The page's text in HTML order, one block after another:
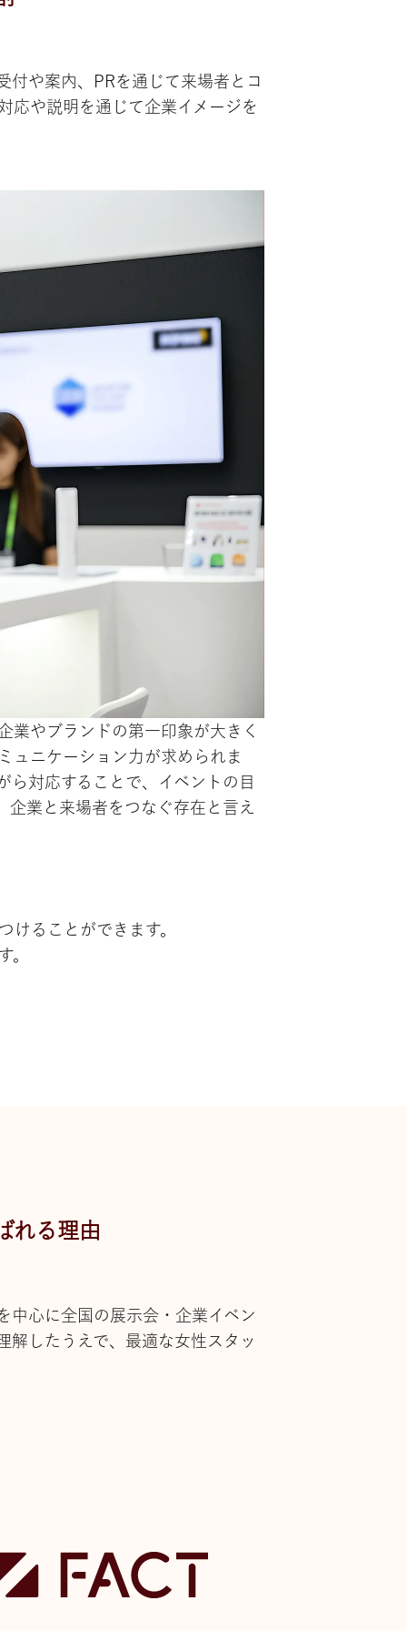
付や案内、PRを通じて来場者とコ
応や説明を通じて企業イメージを
業やブランドの第一印象が大きく
ュニケーション力が求められま
ら対応することで、イベントの目
業と来場者をつなぐ存在と言え
けることができます。
。
れる理由
中心に全国の展示会・企業イベン
解したうえで、最適な女性スタッ